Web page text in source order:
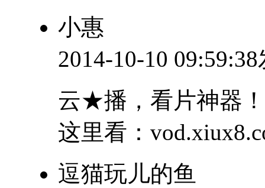
小惠
2014-10-10
云★播，看片神器
这里看：
逗猫玩儿的鱼